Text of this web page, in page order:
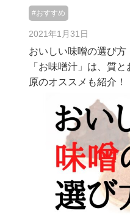
#おすすめ
2021年1月31日
おいしい味噌の選び
「お味噌汁」は、質
原のオススメも紹介！